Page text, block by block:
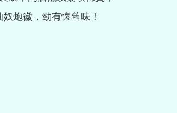
炮徽，勁有懷舊味！